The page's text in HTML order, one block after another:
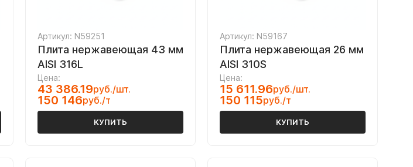
Артикул: N59251
Плита нержавеющая 43 мм
AISI 316L
Цена:
43 386.19руб./шт.
150 146руб./т
КУПИТЬ
Артикул: N59167
Плита нержавеющая 26 мм
AISI 310S
Цена:
15 611.96руб./шт.
150 115руб./т
КУПИТЬ